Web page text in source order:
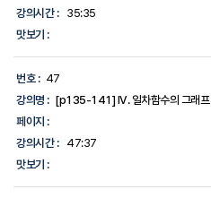
강의시간 :
35:35
맛보기 :
번호 : 47
강의명 : [p135-141] IV. 일차함수의 그래프
페이지 :
강의시간 :
47:37
맛보기 :